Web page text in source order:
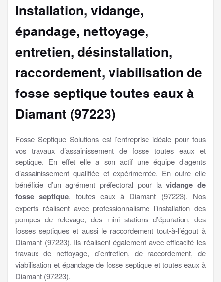
Installation, vidange,
épandage, nettoyage,
entretien, désinstallation,
raccordement, viabilisation de
fosse septique toutes eaux à
Diamant (97223)
Fosse Septique Solutions est l’entreprise idéale pour tous
vos travaux d’assainissement de fosse toutes eaux et
septique. En effet elle a son actif une équipe d’agents
d’assainissement qualifiée et expérimentée. En outre elle
bénéficie d’un agrément préfectoral pour lavidange de
fosse septique, toutes eaux à Diamant (97223). Nos
experts réalisent avec professionnalisme l’installation des
pompes de relevage, des mini stations d’épuration, des
fosses septiques et aussi le raccordement tout-à-l’égout à
Diamant (97223). Ils réalisent également avec efficacité les
travaux de nettoyage, d’entretien, de raccordement, de
viabilisation et épandage de fosse septique et toutes eaux à
Diamant (97223).